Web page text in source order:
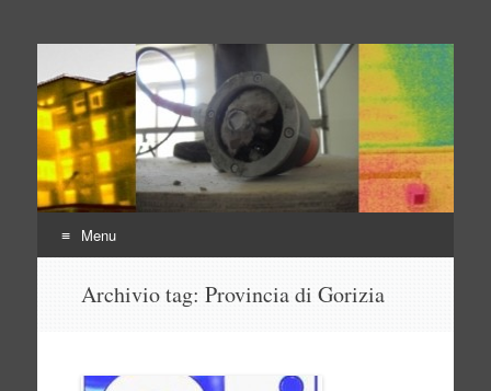
Indagini non distruttive
Indagini Ingegneria e Sicurezza
Menu
Archivio tag: Provincia di Gorizia